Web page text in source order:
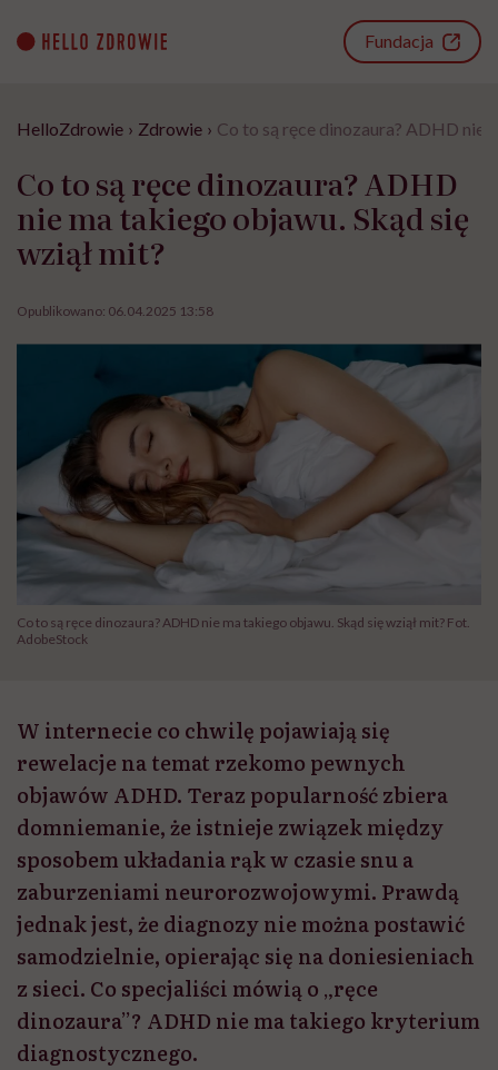
content
Fundacja
HelloZdrowie › Zdrowie › Co to są ręce dinozaura? ADHD nie
Co to są ręce dinozaura? ADHD
nie ma takiego objawu. Skąd się
wziął mit?
Opublikowano: 06.04.2025 13:58
Co to są ręce dinozaura? ADHD nie ma takiego objawu. Skąd się wziął mit? Fot.
AdobeStock
W internecie co chwilę pojawiają się
rewelacje na temat rzekomo pewnych
objawów ADHD. Teraz popularność zbiera
domniemanie, że istnieje związek między
sposobem układania rąk w czasie snu a
zaburzeniami neurorozwojowymi. Prawdą
jednak jest, że diagnozy nie można postawić
samodzielnie, opierając się na doniesieniach
z sieci. Co specjaliści mówią o „ręce
dinozaura”? ADHD nie ma takiego kryterium
diagnostycznego.